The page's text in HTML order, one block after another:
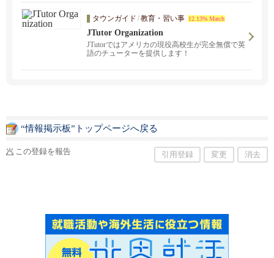
タウンガイド /教育・習い事 12.13% Match
JTutor Organization
JTutorではアメリカの現役高校生が完全無償で英
語のチューターを提供します！
“情報掲示板”トップページへ戻る
この登録を報告 引用登録 変更 消去